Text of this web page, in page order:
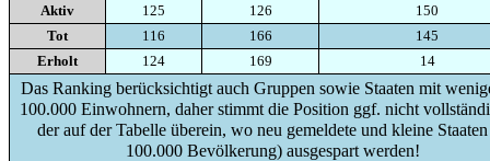
Aktiv
125 126
150
Tot
116 166
145
Erholt
124 169 14
Das Ranking berücksichtigt auch Gruppen sowie Staaten mit
100.000 Einwohnern, daher stimmt die Position ggf. nicht
der auf der Tabelle überein, wo neu gemeldete und kleine
100.000 Bevölkerung) ausgespart werden!